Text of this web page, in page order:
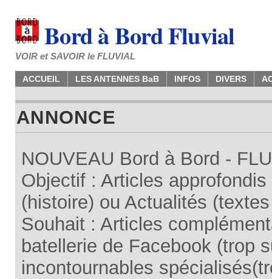
Bord à Bord Fluvial
VOIR et SAVOIR le FLUVIAL
ACCUEIL LES ANTENNES BaB INFOS DIVERS
ANNONCE
NOUVEAU Bord à Bord -
Objectif : Articles
(histoire) ou Actualités
Souhait : Articles
batellerie de Facebook (trop
incontournables